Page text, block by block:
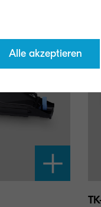
Alle akzeptieren